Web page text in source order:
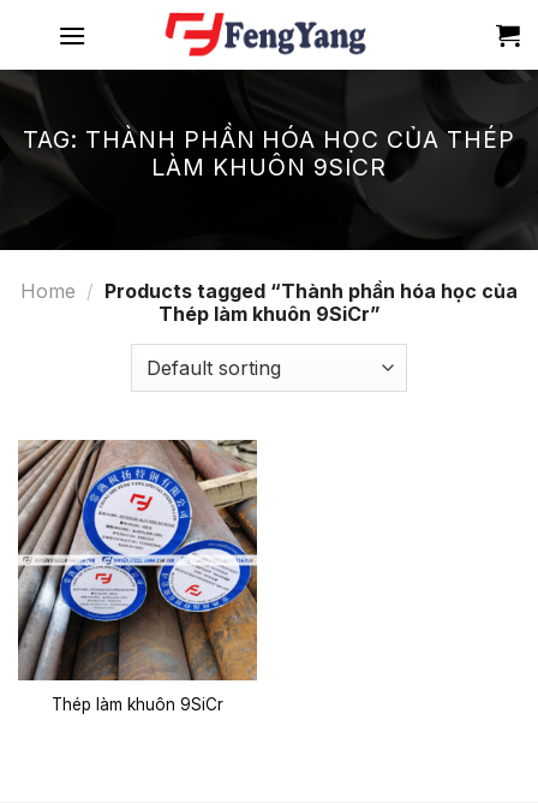
content
TAG: THÀNH PHẦN HÓA HỌC CỦA THÉP
LÀM KHUÔN 9SICR
Home / Products tagged “Thành phần hóa học của
Thép làm khuôn 9SiCr”
Thép làm khuôn 9SiCr